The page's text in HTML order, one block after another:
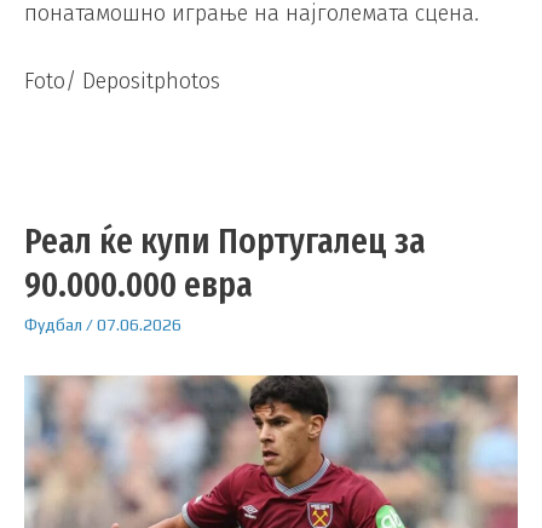
понатамошно играње на најголемата сцена.
Foto/ Depositphotos
Реал ќе купи Португалец за
90.000.000 евра
Фудбал /07.06.2026